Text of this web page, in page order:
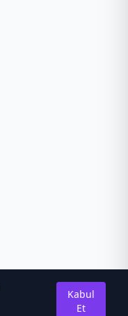
Kabul
Et